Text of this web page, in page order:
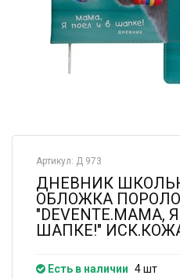
Артикул: Д 973
ДНЕВНИК
ОБЛОЖКА
"DEVENTE.МАМА,
ШАПКЕ!"
Есть в наличии 4 шт